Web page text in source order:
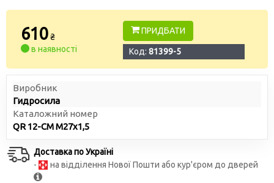
610₴
в наявності
ПРИДБАТИ
Код: 81399-5
Виробник
Гидросила
Каталожний номер
QR 12-CM M27x1,5
Доставка по Україні
-
на відділення Нової Пошти або кур'єром до дверей